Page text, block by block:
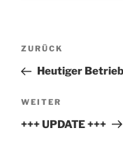
Vorheriger
Beitrag
ZURÜCK
Heutiger
Nächster
Beitrag
WEITER
+++ UPDATE +++